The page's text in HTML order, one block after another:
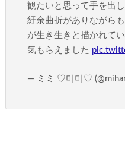
観たいと思って手を出
紆余曲折がありながら
が生き生きと描かれて
気もらえました
— ミミ ♡미미♡